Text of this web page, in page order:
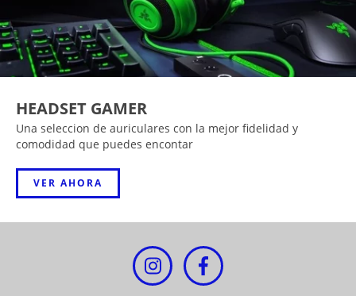
HEADSET GAMER
Una seleccion de auriculares con la mejor fidelidad y
comodidad que puedes encontar
VER AHORA